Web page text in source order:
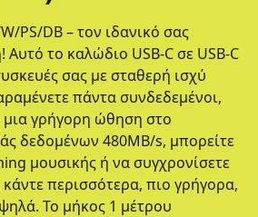
PS/DB – τον ιδανικό σας
το καλώδιο USB-C σε USB-C
σας με σταθερή ισχύ
πάντα συνδεδεμένοι,
μια γρήγορη ώθηση στο
δεδομένων 480MB/s, μπορείτε
μουσικής ή να συγχρονίσετε
περισσότερα, πιο γρήγορα,
Το μήκος 1 μέτρου